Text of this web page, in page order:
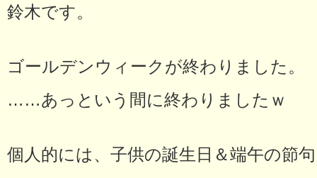
鈴木です。
ゴールデンウィークが終わりました。
……あっという間に終わりましたｗ
個人的には、子供の誕生日＆端午の節